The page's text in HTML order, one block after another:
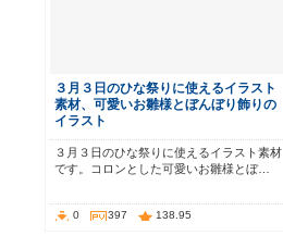
３月３日のひな祭りに使えるイラスト
素材、可愛いお雛様とぼんぼり飾りの
イラスト
３月３日のひな祭りに使えるイラスト素材
です。コロンとした可愛いお雛様とぼ…
0 397 138.95